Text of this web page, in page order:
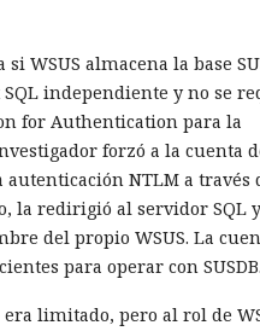
WSUS almacena la base
independiente y no se
for Authentication para la
forzó a la cuenta
autenticación NTLM a través
la redirigió al servidor SQL
del propio WSUS. La
para operar con SUSDB.
era limitado, pero al rol de